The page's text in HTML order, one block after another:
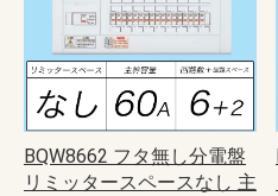
BQW8662 フタ無し分電盤
リミッタースペースなし 主